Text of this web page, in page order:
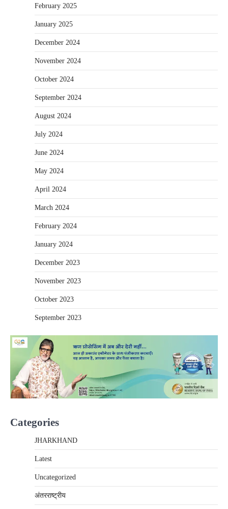
February 2025
January 2025
December 2024
November 2024
October 2024
September 2024
August 2024
July 2024
June 2024
May 2024
April 2024
March 2024
February 2024
January 2024
December 2023
November 2023
October 2023
September 2023
Categories
JHARKHAND
Latest
Uncategorized
अंतरराष्‍ट्रीय